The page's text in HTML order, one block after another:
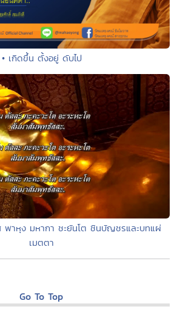
• เกิดขึ้น ตั้งอยู่ ดับไป
พาหุง มหากา ชะยันโต ชินบัญชรและบทแผ่
เมตตา
Go To Top